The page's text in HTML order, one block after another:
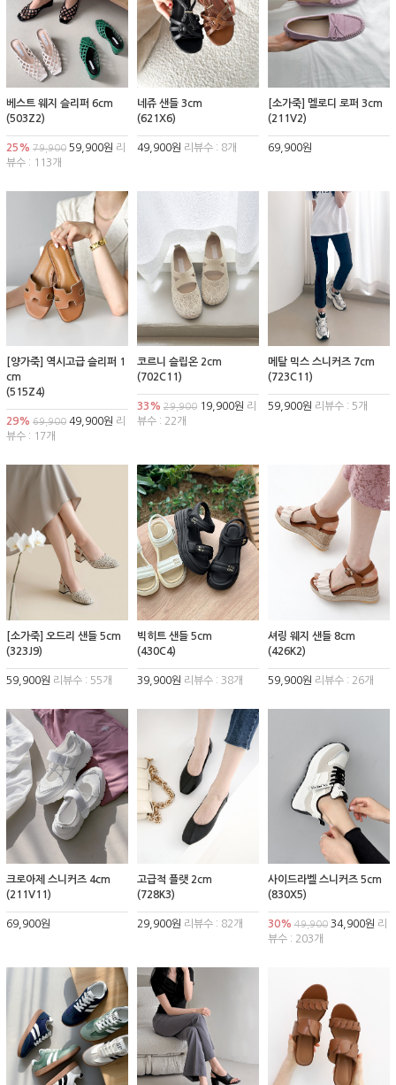
베스트 웨지 슬리퍼 6cm
(503Z2)
25% 79,900 59,900원 리
뷰수 : 113개
네쥬 샌들 3cm
(621X6)
49,900원 리뷰수 : 8개
[소가죽] 멜로디 로퍼 3cm
(211V2)
69,900원
[양가죽] 역시고급 슬리퍼 1
cm
(515Z4)
29% 69,900 49,900원 리
뷰수 : 17개
코르니 슬립온 2cm
(702C11)
33% 29,90019,900원 리
뷰수 : 22개
메탈 믹스 스니커즈 7cm
(723C11)
59,900원 리뷰수 : 5개
[소가죽] 오드리 샌들 5cm
(323J9)
59,900원 리뷰수 : 55개
빅히트 샌들 5cm
(430C4)
39,900원 리뷰수 : 38개
셔링 웨지 샌들 8cm
(426K2)
59,900원 리뷰수 : 26개
크로아제 스니커즈 4cm
(211V11)
69,900원
고급적 플랫 2cm
(728K3)
29,900원 리뷰수 : 82개
사이드라벨 스니커즈 5cm
(830X5)
30% 49,90034,900원 리
뷰수 : 203개